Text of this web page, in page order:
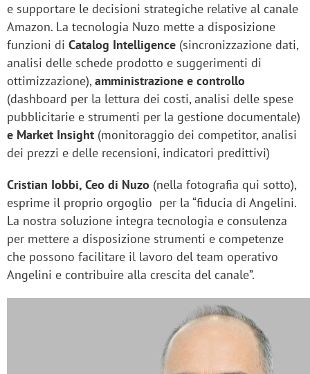
e supportare le decisioni strategiche relative al canale
Amazon. La tecnologia Nuzo mette a disposizione
funzioni di Catalog Intelligence (sincronizzazione dati,
analisi delle schede prodotto e suggerimenti di
ottimizzazione),amministrazione e controllo
(dashboard per la lettura dei costi, analisi delle spese
pubblicitarie e strumenti per la gestione documentale)
e Market Insight (monitoraggio dei competitor, analisi
dei prezzi e delle recensioni, indicatori predittivi)
Cristian Iobbi, Ceo di Nuzo (nella fotografia qui sotto),
esprime il proprio orgoglio per la “fiducia di Angelini.
La nostra soluzione integra tecnologia e consulenza
per mettere a disposizione strumenti e competenze
che possono facilitare il lavoro del team operativo
Angelini e contribuire alla crescita del canale”.